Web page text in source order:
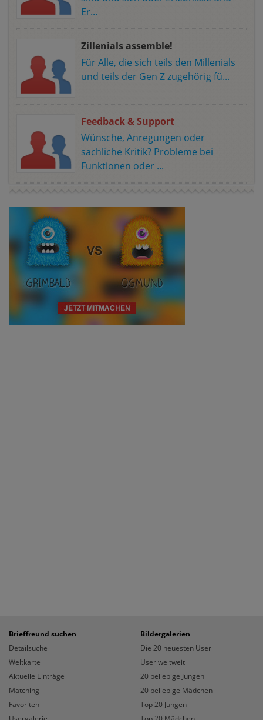
Er...
Zillenials assemble!
Für Alle, die sich teils den Millenials
und teils der Gen Z zugehörig fü...
Feedback & Support
Wünsche, Anregungen oder
sachliche Kritik? Probleme bei
Funktionen oder ...
Brieffreund suchen
Detailsuche
Weltkarte
Aktuelle Einträge
Matching
Favoriten
Bildergalerien
Die 20 neuesten User
User weltweit
20 beliebige Jungen
20 beliebige Mädchen
Top 20 Jungen